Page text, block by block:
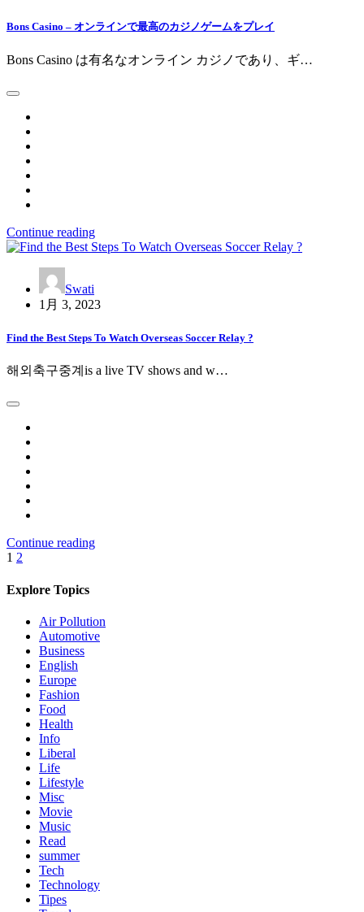
Bons Casino – オンラインで最高のカジノゲームをプレイ
Bons Casino は有名なオンライン カジノであり、ギ…
Continue reading
Swati
1月 3, 2023
Find the Best Steps To Watch Overseas Soccer Relay ?
해외축구중계is a live TV shows and w…
Continue reading
投
稿
1 2
Explore Topics
Air Pollution
Automotive
Business
English
Europe
Fashion
Food
Health
Info
Liberal
Life
Lifestyle
Misc
Movie
Music
Read
summer
Tech
Technology
Tipes